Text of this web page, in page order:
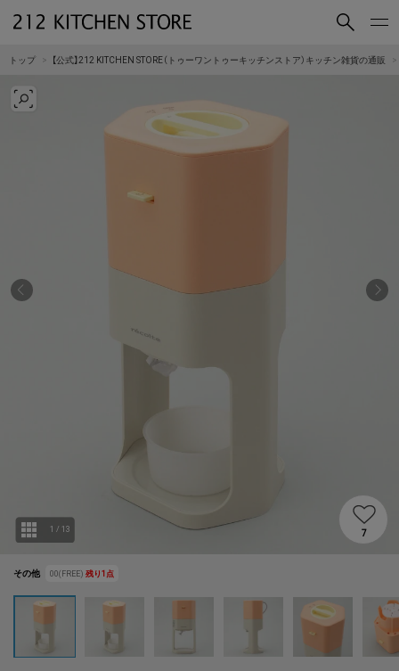
買いもの
トップ 【公式】212 KITCHEN STORE（トゥーワントゥーキッチンストア）キッチン雑貨の通販
その他 00(FREE) 残り1点
1 / 13 7